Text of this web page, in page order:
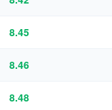
8.45
8.46
8.48